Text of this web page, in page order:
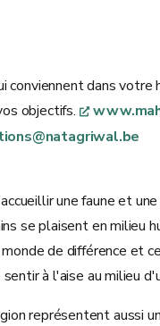
conviennent dans
objectifs.
une faune et
se plaisent en
de différence et
à l'aise au milieu
représentent aussi